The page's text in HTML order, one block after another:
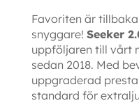
Favoriten är
snyggare! Seeker
uppföljaren till vårt
sedan 2018. Med
uppgraderad
standard för